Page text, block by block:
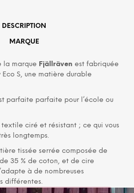
DESCRIPTION
MARQUE
la marque Fjällräven est fabriquée
Eco S, une matière durable
parfaite parfaite pour l’école ou
ciré et résistant ; ce qui vous
longtemps.
tissée serrée composée de
35 % de coton, et de cire
à de nombreuses
différentes.